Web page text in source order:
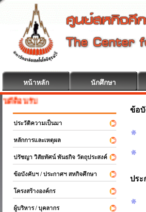
หน้าหลัก นักศึกษา
นรับ
ประวัติความเป็นมา
หลักการและเหตุผล
ปรัชญา วิสัยทัศน์ พันธกิจ วัตถุประสงค์
ข้อบังคับฯ / ประกาศฯ สหกิจศึกษา
โครงสร้างองค์กร
ผู้บริหาร / บุคลากร
ข้อ
ประ